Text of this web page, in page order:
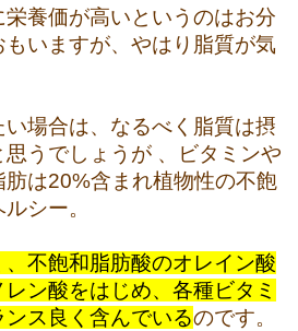
養価が高いというのはお分
いますが、やはり脂質が気
場合は、なるべく脂質は摂
うでしょうが 、ビタミンや
肪は20%含まれ植物性の不飽
シー。
不飽和脂肪酸のオレイン酸
ン酸をはじめ、各種ビタミ
ス良く含んでいるのです。